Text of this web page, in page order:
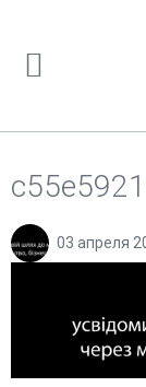
03 апреля